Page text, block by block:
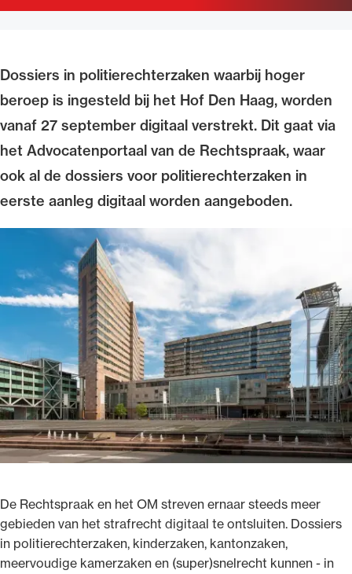
Dossiers in politierechterzaken waarbij hoger
beroep is ingesteld bij het Hof Den Haag, worden
vanaf 27 september digitaal verstrekt. Dit gaat via
het Advocatenportaal van de Rechtspraak, waar
ook al de dossiers voor politierechterzaken in
eerste aanleg digitaal worden aangeboden.
De Rechtspraak en het OM streven ernaar steeds meer
gebieden van het strafrecht digitaal te ontsluiten. Dossiers
in politierechterzaken, kinderzaken, kantonzaken,
meervoudige kamerzaken en (super)snelrecht kunnen - in
Alle wet- en regelgeving voor de advocatuur.
Van de Advocatenwet tot de Verordening op
de advocatuur (Voda) en de Regeling op de
advocatuur (Roda).
Ondersteuning voor advocaten bij hun
beroepsuitoefening: van de advocatenpas tot
geheimhoudernummers.